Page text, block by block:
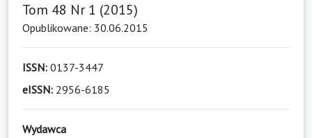
Tom 48 Nr 1 (2015)
Opublikowane: 30.06.2015
ISSN: 0137-3447
eISSN: 2956-6185
Wydawca